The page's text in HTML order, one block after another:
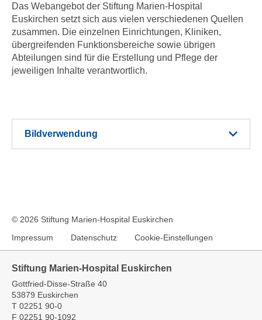
Das Webangebot der Stiftung Marien-Hospital
Euskirchen setzt sich aus vielen verschiedenen Quellen
zusammen. Die einzelnen Einrichtungen, Kliniken,
übergreifenden Funktionsbereiche sowie übrigen
Abteilungen sind für die Erstellung und Pflege der
jeweiligen Inhalte verantwortlich.
Bildverwendung
© 2026 Stiftung Marien-Hospital Euskirchen
Impressum
Datenschutz Cookie-Einstellungen
Stiftung Marien-Hospital Euskirchen
Gottfried-Disse-Straße 40
53879 Euskirchen
T 02251 90-0
F 02251 90-1092